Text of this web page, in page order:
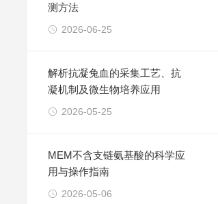
测方法
2026-06-25
解析抗凝兔血的采集工艺、抗
凝机制及微生物培养应用
2026-05-25
MEM不含支链氨基酸的科学应
用与操作指南
2026-05-06